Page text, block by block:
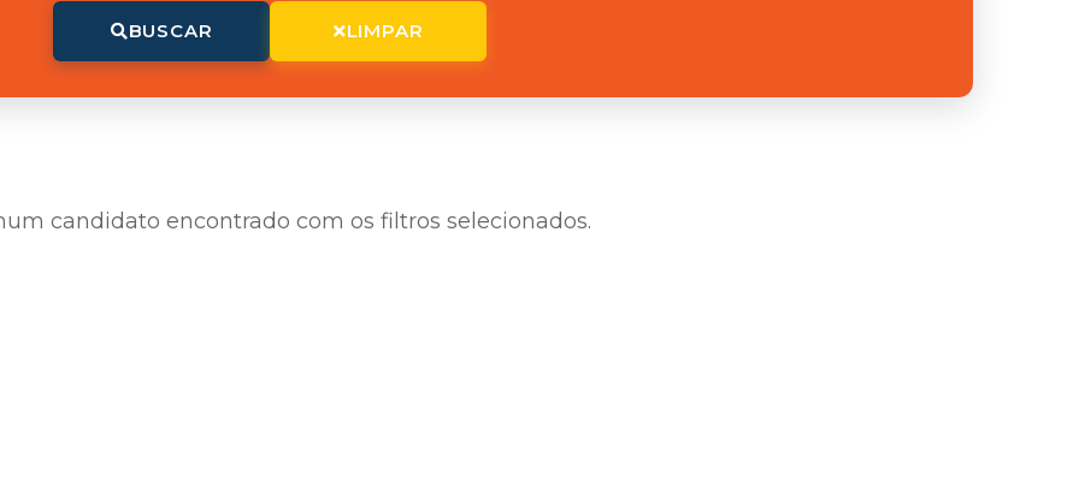
BUSCAR LIMPAR
candidato encontrado com os filtros selecionados.